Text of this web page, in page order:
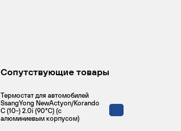
Сопутствующие товары
Термостат для автомобилей
SsangYong NewActyon/Korando
C (10-) 2.0i (90°С) (с
алюминиевым корпусом)